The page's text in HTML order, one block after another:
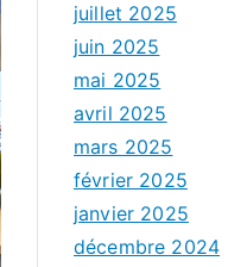
juillet 2025
juin 2025
mai 2025
avril 2025
mars 2025
février 2025
janvier 2025
décembre 2024